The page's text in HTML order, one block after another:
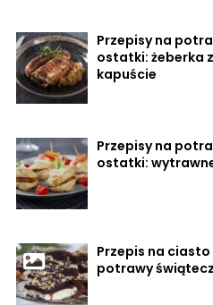
Przepisy na
ostatki: żeberka z
kapuście
Przepisy na
ostatki:
Przepis na
potrawy